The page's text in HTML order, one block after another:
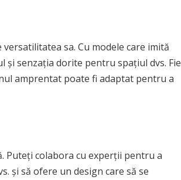
sa. Cu modele care imită
și senzația dorite pentru spațiul dvs. Fie
amprentat poate fi adaptat pentru a
Puteți colabora cu experții pentru a
și să ofere un design care să se